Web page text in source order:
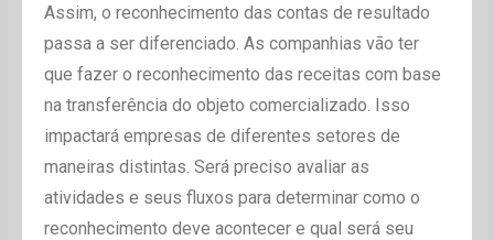
Assim, o reconhecimento das contas de resultado
passa a ser diferenciado. As companhias vão ter
que fazer o reconhecimento das receitas com base
na transferência do objeto comercializado. Isso
impactará empresas de diferentes setores de
maneiras distintas. Será preciso avaliar as
atividades e seus fluxos para determinar como o
reconhecimento deve acontecer e qual será seu